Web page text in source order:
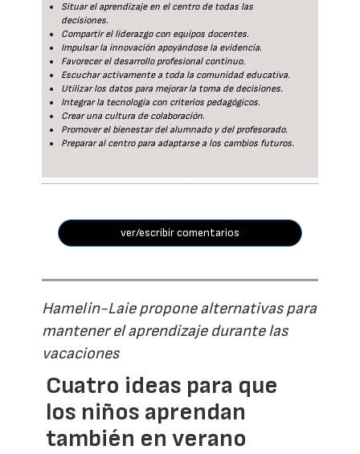
Situar el aprendizaje en el centro de todas las
decisiones.
Compartir el liderazgo con equipos docentes.
Impulsar la innovación apoyándose la evidencia.
Favorecer el desarrollo profesional continuo.
Escuchar activamente a toda la comunidad educativa.
Utilizar los datos para mejorar la toma de decisiones.
Integrar la tecnología con criterios pedagógicos.
Crear una cultura de colaboración.
Promover el bienestar del alumnado y del profesorado.
Preparar al centro para adaptarse a los cambios futuros.
ver/escribir comentarios
Hamelin-Laie propone alternativas para
mantener el aprendizaje durante las
vacaciones
Cuatro ideas para que
los niños aprendan
también en verano